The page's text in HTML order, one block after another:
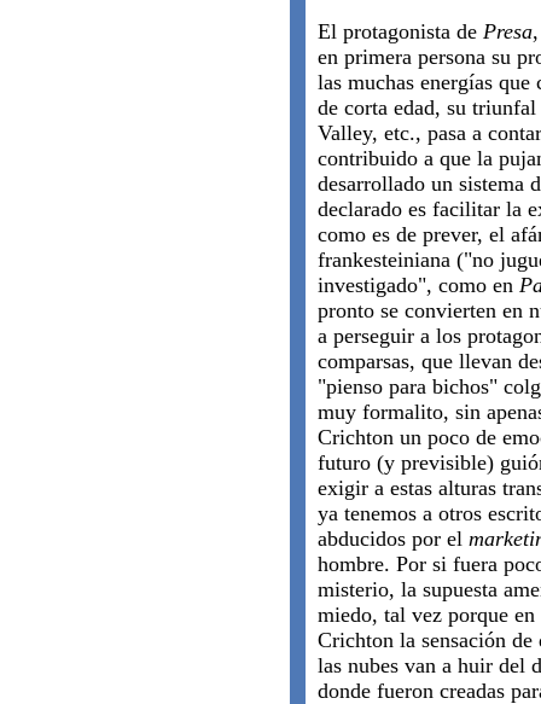
El protagonista de Presa
en primera persona su
las muchas energías
de corta edad, su
Valley, etc., pasa a
contribuido a que la
desarrollado un sistema
declarado es facilitar la
como es de prever, el
frankesteiniana ("no
investigado", como en
pronto se convierten en
a perseguir a los
comparsas, que llevan
"pienso para bichos"
muy formalito, sin
Crichton un poco de
futuro (y previsible)
exigir a estas alturas
ya tenemos a otros
abducidos por el
hombre. Por si fuera
misterio, la supuesta
miedo, tal vez porque
Crichton la sensación de
las nubes van a huir del
donde fueron creadas